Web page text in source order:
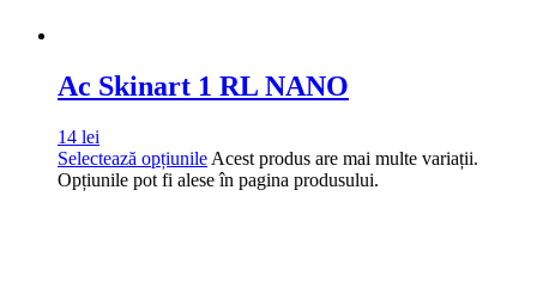
Ac Skinart 1 RL NANO
14 lei
Selectează opțiunile Acest produs are mai multe variații.
Opțiunile pot fi alese în pagina produsului.